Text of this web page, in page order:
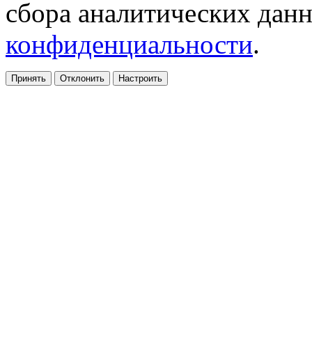
сбора аналитических
конфиденциальности.
Принять Отклонить Настроить